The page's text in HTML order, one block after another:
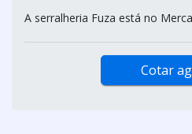
A serralheria Fuza está no
Cotar